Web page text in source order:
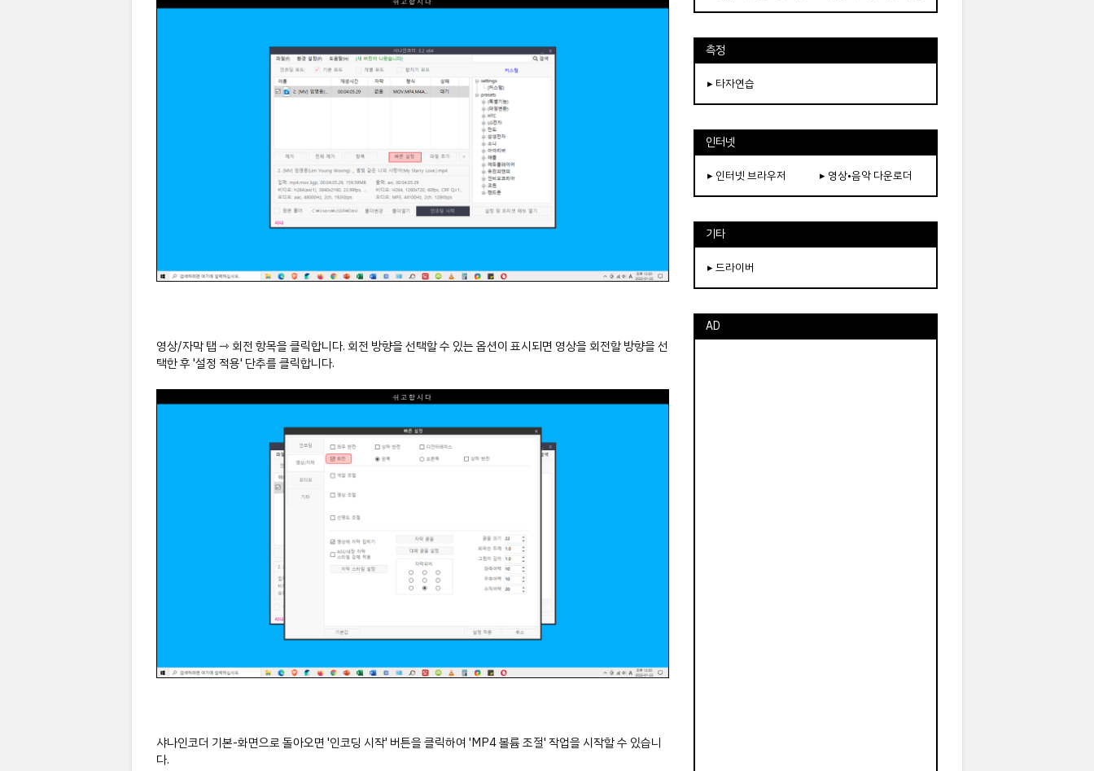
영상/자막 탭 ⇾ 회전 항목을 클릭합니다. 회전 방향을 선택할 수 있는 옵션이 표시되면 영상을 회전할 방향을 선
택한 후 '설정 적용' 단추를 클릭합니다.
샤나인코더 기본-화면으로 돌아오면 '인코딩 시작' 버튼을 클릭하여 'MP4 볼륨 조절' 작업을 시작할 수 있습니
다.
측정
▸ 타자연습
인터넷
▸ 인터넷 브라우저 ▸ 영상•음악 다운로더
기타
▸ 드라이버
AD